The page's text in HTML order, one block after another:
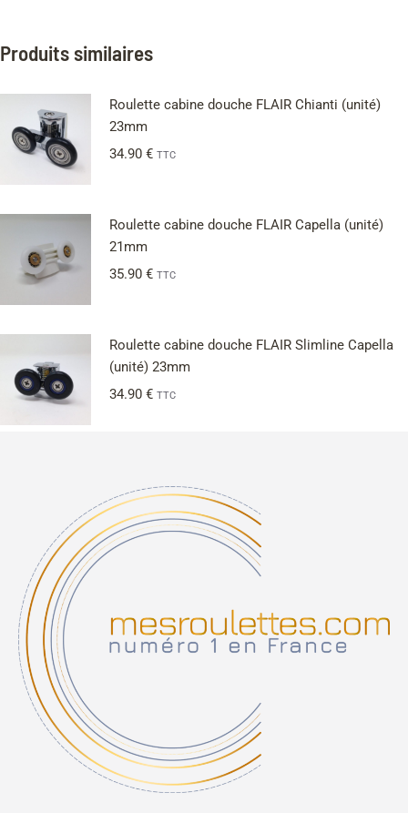
Produits similaires
Roulette cabine douche FLAIR Chianti (unité)
23mm
34.90 € TTC
Roulette cabine douche FLAIR Capella (unité)
21mm
35.90 € TTC
Roulette cabine douche FLAIR Slimline Capella
(unité) 23mm
34.90 € TTC